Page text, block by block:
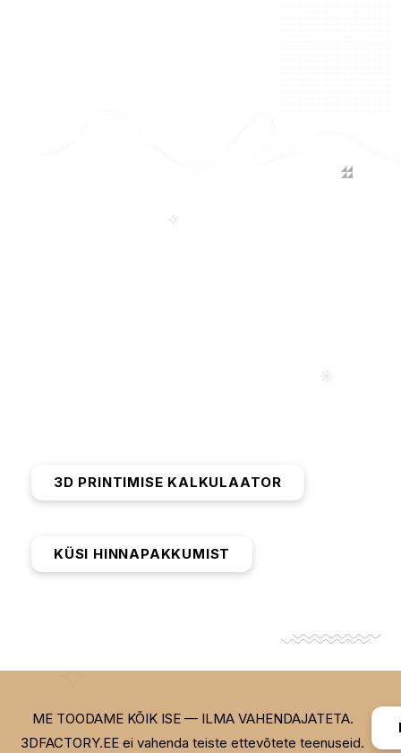
3D PRINTIMISE KALKULAATOR
KÜSI HINNAPAKKUMIST
ME TOODAME KÕIK ISE — ILMA VAHENDAJATETA.
3DFACTORY.EE ei vahenda teiste ettevõtete teenuseid.